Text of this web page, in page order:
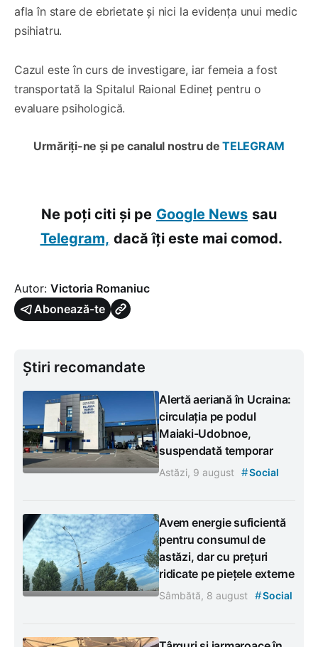
afla în stare de ebrietate și nici la evidența unui medic
psihiatru.
Cazul este în curs de investigare, iar femeia a fost
transportată la Spitalul Raional Edineț pentru o
evaluare psihologică.
Urmăriți-ne și pe canalul nostru deTELEGRAM
Ne poți citi și pe Google News sau
Telegram, dacă îți este mai comod.
Autor: Victoria Romaniuc
Abonează-te
Știri recomandate
Alertă aeriană în Ucraina:
circulația pe podul
Maiaki-Udobnoe,
suspendată temporar
Astăzi, 9 august #Social
Avem energie suficientă
pentru consumul de
astăzi, dar cu prețuri
ridicate pe piețele externe
Sâmbătă, 8 august #Social